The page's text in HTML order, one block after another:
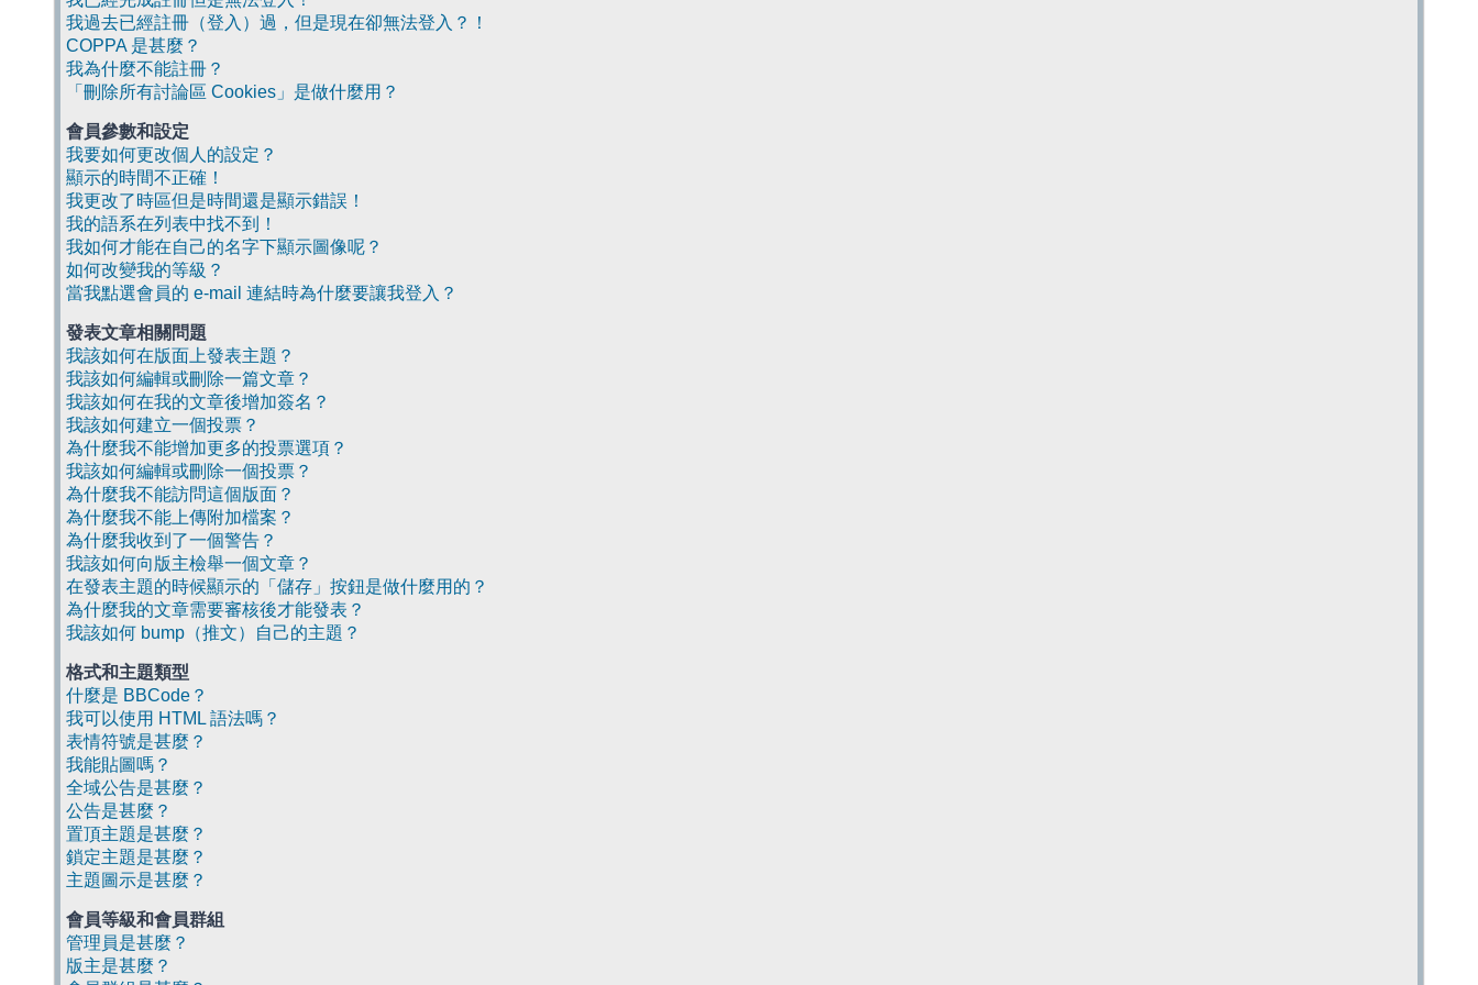
我過去已經註冊（登入）過，但是現在卻無法登入？！
COPPA 是甚麼？
我為什麼不能註冊？
「刪除所有討論區 Cookies」是做什麼用？
會員參數和設定
我要如何更改個人的設定？
顯示的時間不正確！
我更改了時區但是時間還是顯示錯誤！
我的語系在列表中找不到！
我如何才能在自己的名字下顯示圖像呢？
如何改變我的等級？
當我點選會員的 e-mail 連結時為什麼要讓我登入？
發表文章相關問題
我該如何在版面上發表主題？
我該如何編輯或刪除一篇文章？
我該如何在我的文章後增加簽名？
我該如何建立一個投票？
為什麼我不能增加更多的投票選項？
我該如何編輯或刪除一個投票？
為什麼我不能訪問這個版面？
為什麼我不能上傳附加檔案？
為什麼我收到了一個警告？
我該如何向版主檢舉一個文章？
在發表主題的時候顯示的「儲存」按鈕是做什麼用的？
為什麼我的文章需要審核後才能發表？
我該如何 bump（推文）自己的主題？
格式和主題類型
什麼是 BBCode？
我可以使用 HTML 語法嗎？
表情符號是甚麼？
我能貼圖嗎？
全域公告是甚麼？
公告是甚麼？
置頂主題是甚麼？
鎖定主題是甚麼？
主題圖示是甚麼？
會員等級和會員群組
管理員是甚麼？
版主是甚麼？